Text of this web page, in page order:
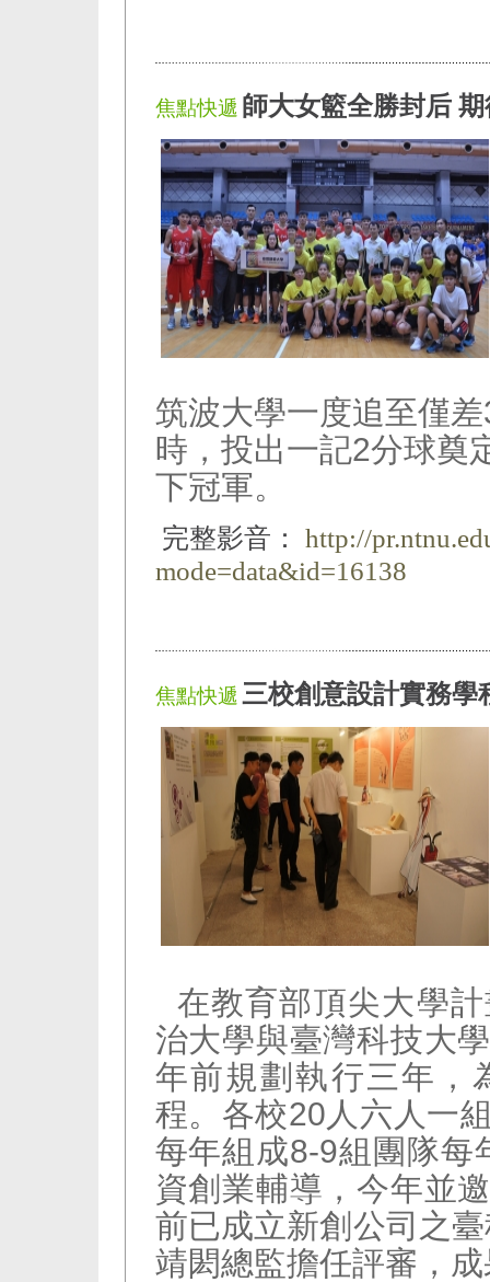
焦點快遞 師大女籃全勝封后
筑波大學一度追至僅
時，投出一記2分球奠
下冠軍。
完整影音：
http://
mode=data&id=16138
焦點快遞 三校創意設計實務學
在教育部頂尖大學
治大學與臺灣科技大
年前規劃執行三年，
程。各校20人六人一
每年組成8-9組團隊每
資創業輔導，今年並
前已成立新創公司之
靖閎總監擔任評審，